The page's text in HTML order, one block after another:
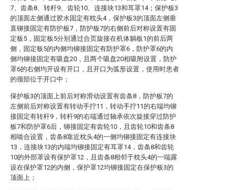
7、齿条8、转杆9、齿轮10、连接块13和耳罩14；保护板3
的顶面左侧通过胶水固定有枕头4，保护板3的顶面左侧垂
直铆接固定有防护板7，防护板7的右侧前后对称设置有固
定板5，固定板5分别通过合页旋接在机体躺板1的前后两
侧，固定板5的内侧均铆接固定有防护罩6，防护罩6的内
侧均铆接固定有吸盘20，且两个吸盘20相吸附设置，防护
罩6的右侧均开设有开口，且开口为弧形设置，使用时患者
的颈部位于开口中；
保护板3的顶面上前后对称滑动设置有齿条8，防护板7的
左侧前后对称设置有转动手拧11，转动手拧11的右端均铆
接固定有转杆9，转杆9的右端通过轴承依次旋接穿过防护
板7和防护罩6后，铆接固定有齿轮10，且齿轮10和齿条8
相啮合设置，齿条8靠近枕头4的一侧均铆接固定有连接块
13，连接块13的内端均铆接固定有耳罩14，齿条8和齿轮
10的外部罩设有保护罩12，且齿条8相邻于枕头4的一端露
设在保护罩12的内侧，保护罩12均铆接固定在保护板3的
顶面上；